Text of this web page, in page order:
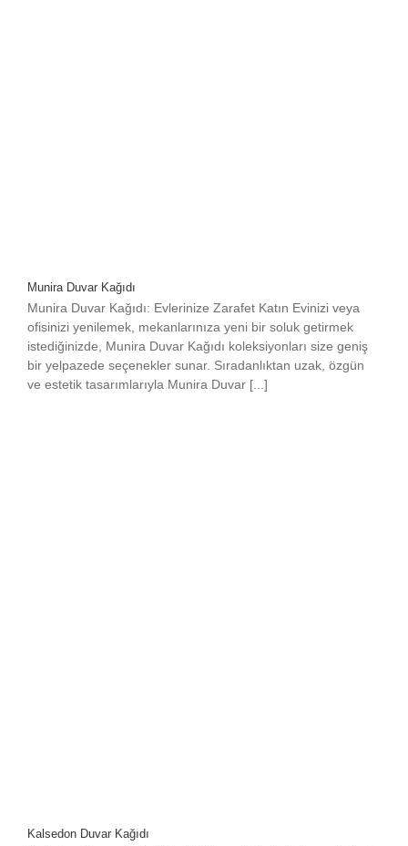
Munira Duvar Kağıdı
Munira Duvar Kağıdı: Evlerinize Zarafet Katın Evinizi veya
ofisinizi yenilemek, mekanlarınıza yeni bir soluk getirmek
istediğinizde, Munira Duvar Kağıdı koleksiyonları size geniş
bir yelpazede seçenekler sunar. Sıradanlıktan uzak, özgün
ve estetik tasarımlarıyla Munira Duvar [...]
Kalsedon Duvar Kağıdı